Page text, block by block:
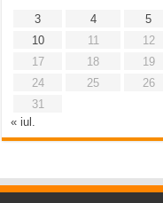
3
4 5
10
11 12
17
18 19
24
25 26
31
« iul.